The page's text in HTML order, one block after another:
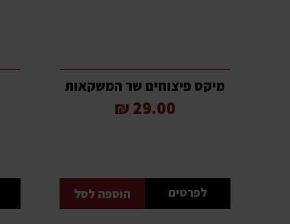
מיקס פיצוחים שר המשקאות
29.00 ₪
לפרטים הוספה לסל